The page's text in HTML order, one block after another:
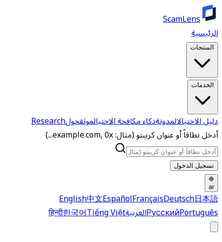
ScamLens
الرئيسية
المنتجات
الخدمات
دليل الاحتيالالمدونةذكاء مكافحة الاحتيالموثقحولResearch
أدخل نطاقاً أو عنوان كريبتو (مثال: example.com, 0x...)
تسجيل الدخول
ar
English中文EspañolFrançaisDeutsch日本語
РусскийPortuguês العربية हिन्दी한국어Tiếng Việt